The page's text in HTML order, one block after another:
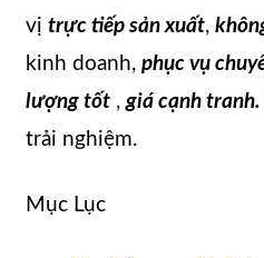
vị trực tiếp sản xuất,
kinh doanh, phục vụ
lượng tốt , giá cạnh tranh.
trải nghiệm.
Mục Lục